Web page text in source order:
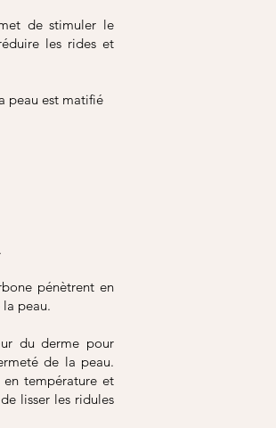
de stimuler le
les rides et
peau est matifié
pénètrent en
peau.
du derme pour
de la peau.
en température et
lisser les ridules